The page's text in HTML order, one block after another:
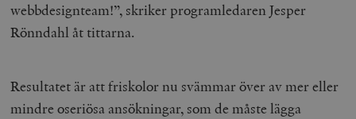
webbdesignteam!”, skriker programledaren Jesper
Rönndahl åt tittarna.
Resultatet är att friskolor nu svämmar över av mer eller
mindre oseriösa ansökningar, som de måste lägga